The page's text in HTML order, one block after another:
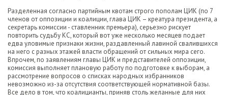
Разделенная согласно партийным квотам строго пополам ЦИК (по 7
членов от оппозиции и коалиции, глава ЦИК – креатура президента, а
секретарь комиссии - ставленник премьера), серьезно рискует
повторить судьбу КС, который вот уже несколько месяцев подает
едва уловимые признаки жизни, раздавленный лавиной свалившихся
на него с разных этажей власти обращений от сильных мира сего.
Впрочем, по заявлениям главы ЦИК и представителей оппозиции,
комиссия выполняет плановую работу по подготовке к выборам, а
рассмотрение вопросов о списках народных избранников
невозможно из-за отсутствия соответствующей нормативной базы.
Все дело в том, что коалицианты, приняв столь желанные для них